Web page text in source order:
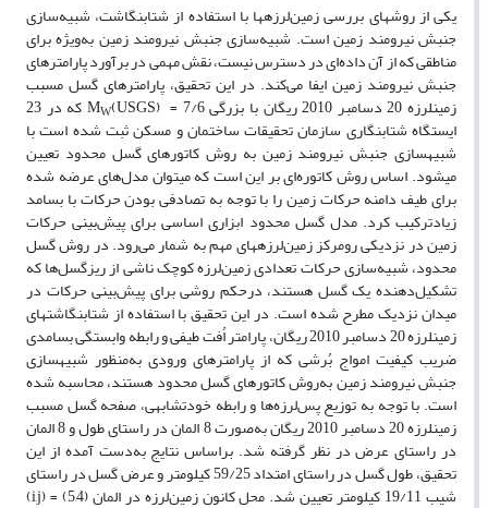
یکی از روش‏های بررسی زمین‌لرزه‏ها با استفاده از شتاب‏نگاشت، شبیه‌سازی
جنبش نیرومند زمین است. شبیه‌سازی جنبش نیرومند زمین به‌‌ویژه برای
مناطقی که از آن داده‌ای در دسترس نیست، نقش مهمی در برآورد پارامترهای
جنبش نیرومند زمین ایفا می‌کند. در این تحقیق، پارامترهای گسل مسبب
زمین‏لرزه 20 دسامبر 2010 ریگان با بزرگی 7/6 = M W (USGS) که در 23
ایستگاه شتاب‏نگاری سازمان تحقیقات ساختمان و مسکن ثبت شده است با
شبیه‏سازی جنبش نیرومند زمین به روش کاتوره‏ای گسل محدود تعیین
می‏شود. اساس روش کاتوره‌ای بر این است که می‏توان مدل‌های عرضه شده
برای طیف دامنه حرکات زمین را با توجه به تصادفی بودن حرکات با بسامد
زیادترکیب کرد. مدل گسل محدود ابزاری اساسی برای پیش‌بینی حرکات
زمین در نزدیکی رومرکز زمین‌لرزه‏های مهم به شمار می‌رود. در روش گسل
محدود، شبیه‌سازی حرکات تعدادی زمین‌لرزه کوچک ناشی از ریزگسل‌ها که
تشکیل‌دهنده یک گسل هستند، درحکم روشی برای پیش‌بینی حرکات در
میدان نزدیک مطرح شده است. در این تحقیق با استفاده از شتاب‏نگاشت‏های
زمین‏لرزه 20 دسامبر 2010 ریگان، پارامتر اُفت طیفی و رابطه وابستگی بسامدی
ضریب کیفیت امواج بُرشی که از پارامترهای ورودی به‌منظور شبیه‏سازی
جنبش نیرومند زمین به‌‌روش کاتوره‏ای گسل محدود هستند، محاسبه شده
است. با توجه به توزیع پس‌لرزه‌ها و رابطه خودتشابهی، صفحه گسل مسبب
زمین‏لرزه 20 دسامبر 2010 ریگان به‌صورت 8 المان در راستای طول و 8 المان
در راستای عرض در نظر گرفته شد. براساس نتایج به‌دست آمده از این
تحقیق، طول گسل در راستای امتداد 59/25 کیلومتر و عرض گسل در راستای
شیب 19/11 کیلومتر تعیین شد. محل کانون زمین‌لرزه در المان (5,4) = (i,j)